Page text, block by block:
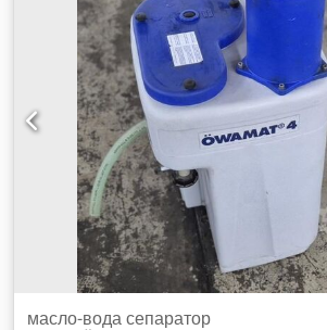
масло-вода сепаратор